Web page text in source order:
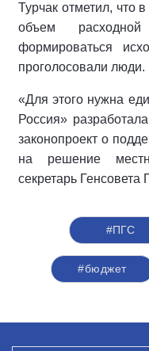
Турчак отметил, что
объем
формироваться
проголосовали люди.
«Для этого нужна
Россия»
законопроект о
на решение
секретарь Генсовета
#ПГС
#бюджет